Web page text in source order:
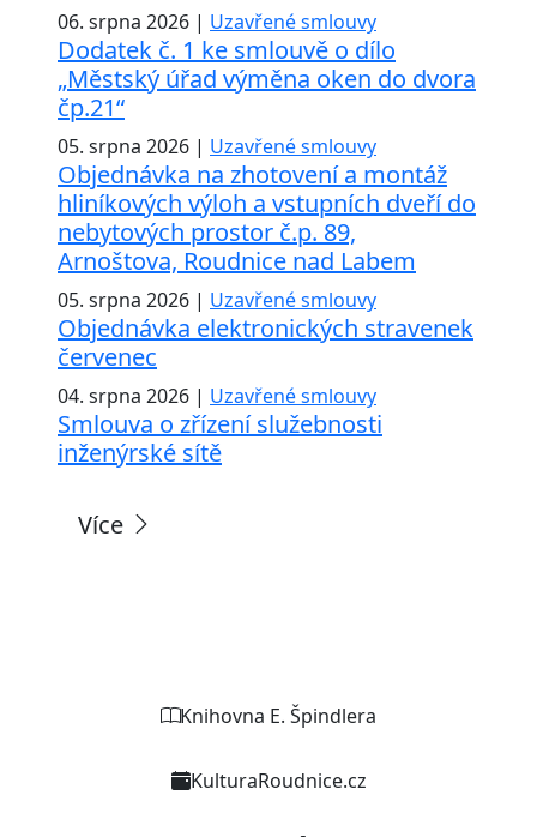
06. srpna 2026 | Uzavřené smlouvy
Dodatek č. 1 ke smlouvě o dílo
„Městský úřad výměna oken do dvora
čp.21“
05. srpna 2026 | Uzavřené smlouvy
Objednávka na zhotovení a montáž
hliníkových výloh a vstupních dveří do
nebytových prostor č.p. 89,
Arnoštova, Roudnice nad Labem
05. srpna 2026 | Uzavřené smlouvy
Objednávka elektronických stravenek
červenec
04. srpna 2026 | Uzavřené smlouvy
Smlouva o zřízení služebnosti
inženýrské sítě
Více
Knihovna E. Špindlera
KulturaRoudnice.cz